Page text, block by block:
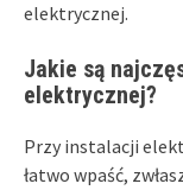
elektrycznej.
Jakie są
elektrycznej?
Przy instalacji
łatwo wpaść,